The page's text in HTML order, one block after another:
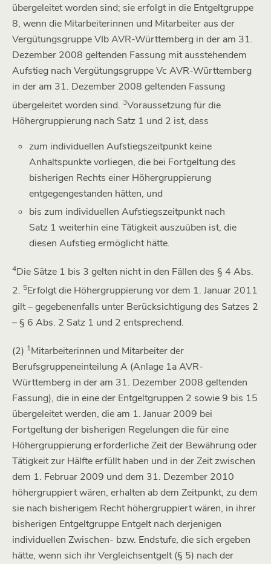
übergeleitet worden sind; sie erfolgt in die Entgeltgruppe
8, wenn die Mitarbeiterinnen und Mitarbeiter aus der
Vergütungsgruppe VIb AVR-Württemberg in der am 31.
Dezember 2008 geltenden Fassung mit ausstehendem
Aufstieg nach Vergütungsgruppe Vc AVR-Württemberg
in der am 31. Dezember 2008 geltenden Fassung
übergeleitet worden sind. 3Voraussetzung für die
Höhergruppierung nach Satz 1 und 2 ist, dass
zum individuellen Aufstiegszeitpunkt keine
Anhaltspunkte vorliegen, die bei Fortgeltung des
bisherigen Rechts einer Höhergruppierung
entgegengestanden hätten, und
bis zum individuellen Aufstiegszeitpunkt nach
Satz 1 weiterhin eine Tätigkeit auszuüben ist, die
diesen Aufstieg ermöglicht hätte.
4Die Sätze 1 bis 3 gelten nicht in den Fällen des § 4 Abs.
2. 5Erfolgt die Höhergruppierung vor dem 1. Januar 2011
gilt – gegebenenfalls unter Berücksichtigung des Satzes 2
– § 6 Abs. 2 Satz 1 und 2 entsprechend.
(2) 1Mitarbeiterinnen und Mitarbeiter der
Berufsgruppeneinteilung A (Anlage 1a AVR-
Württemberg in der am 31. Dezember 2008 geltenden
Fassung), die in eine der Entgeltgruppen 2 sowie 9 bis 15
übergeleitet werden, die am 1. Januar 2009 bei
Fortgeltung der bisherigen Regelungen die für eine
Höhergruppierung erforderliche Zeit der Bewährung oder
Tätigkeit zur Hälfte erfüllt haben und in der Zeit zwischen
dem 1. Februar 2009 und dem 31. Dezember 2010
höhergruppiert wären, erhalten ab dem Zeitpunkt, zu dem
sie nach bisherigem Recht höhergruppiert wären, in ihrer
bisherigen Entgeltgruppe Entgelt nach derjenigen
individuellen Zwischen- bzw. Endstufe, die sich ergeben
hätte, wenn sich ihr Vergleichsentgelt (§ 5) nach der